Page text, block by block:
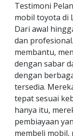
Testimoni
mobil toyota di
Dari awal
dan
membantu,
dengan sabar
dengan
tersedia.
tepat sesuai
hanya itu,
pembiayaan
membeli mobil,